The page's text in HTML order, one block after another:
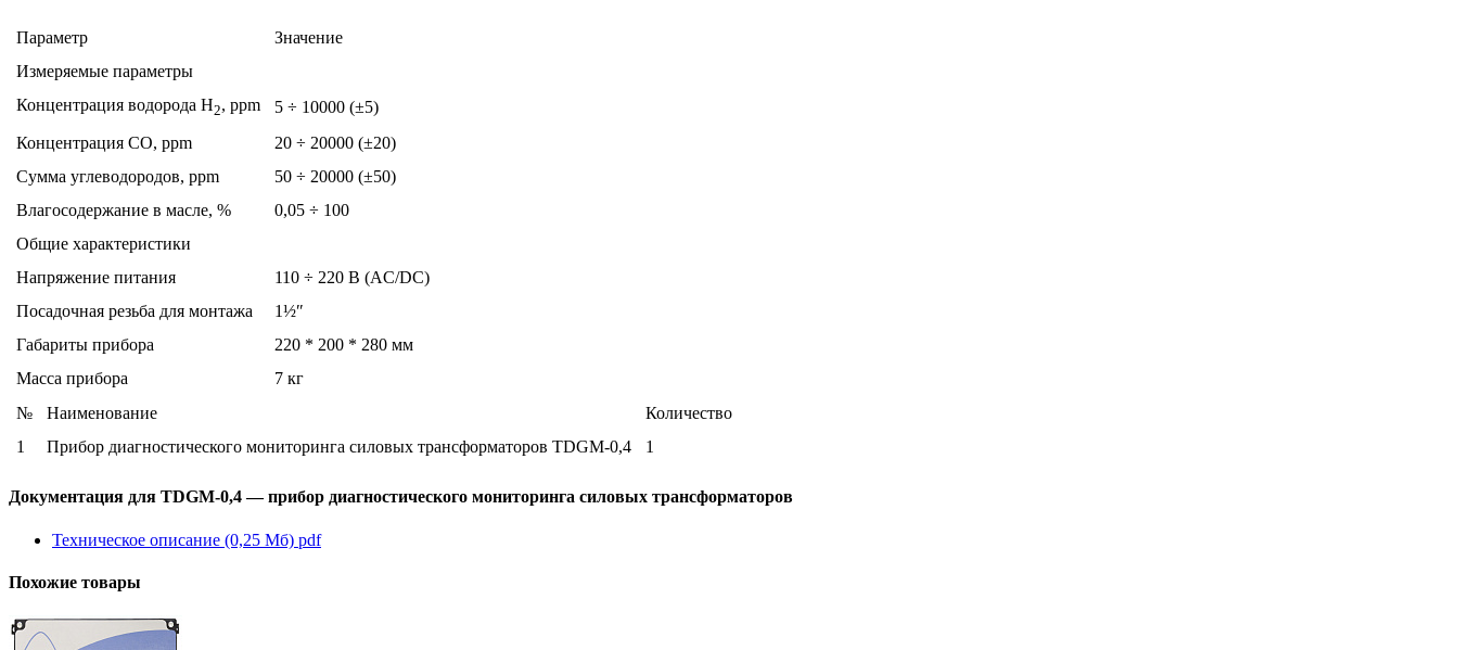
Параметр
Значение
Измеряемые параметры
Концентрация водорода H2, ppm
5 ÷ 10000 (±5)
Концентрация CO, ppm
20 ÷ 20000 (±20)
Сумма углеводородов, ppm
50 ÷ 20000 (±50)
Влагосодержание в масле, %
0,05 ÷ 100
Общие характеристики
Напряжение питания
110 ÷ 220 В (AC/DC)
Посадочная резьба для монтажа
1½″
Габариты прибора
220 * 200 * 280 мм
Масса прибора
7 кг
№
Наименование
Количество
1
Прибор диагностического мониторинга силовых трансформаторов TDGM-0,4 1
Документация для TDGM-0,4 — прибор диагностического мониторинга силовых трансформаторов
Техническое описание (0,25 Мб) pdf
Похожие товары